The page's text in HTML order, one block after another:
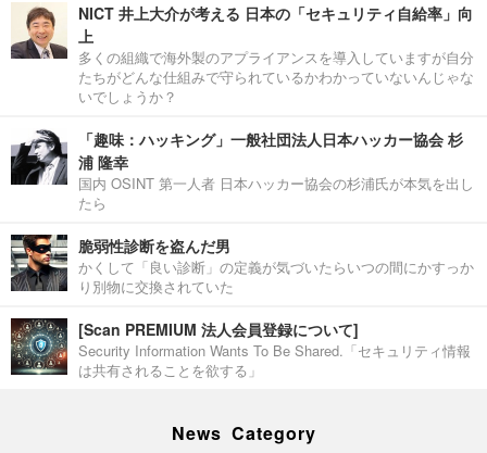
NICT 井上大介が考える 日本の「セキュリティ自給率」向
上
多くの組織で海外製のアプライアンスを導入していますが自分
たちがどんな仕組みで守られているかわかっていないんじゃな
いでしょうか？
「趣味：ハッキング」一般社団法人日本ハッカー協会 杉
浦 隆幸
国内 OSINT 第一人者 日本ハッカー協会の杉浦氏が本気を出し
たら
脆弱性診断を盗んだ男
かくして「良い診断」の定義が気づいたらいつの間にかすっか
り別物に交換されていた
[Scan PREMIUM 法人会員登録について]
Security Information Wants To Be Shared.「セキュリティ情報
は共有されることを欲する」
News Category